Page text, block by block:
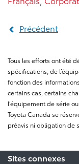
Précédent
Tous les efforts ont été
spécifications, de
fonction des
certains cas, certains
l’équipement de série
Toyota Canada se
préavis ni obligation de
Sites connexes